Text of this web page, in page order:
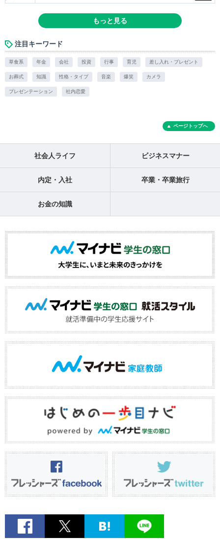
もっと見る
注目キーワード
草食系 年金 会社 投資 行事 育児 差し入れ・プレゼント
お葬式 知識 性格・タイプ 音楽 爆笑 カメラ
プレゼンテーション 社内恋愛
ページトップへ
社会人ライフ ビジネスマナー
内定・入社 卒業・卒業旅行
お金の知識